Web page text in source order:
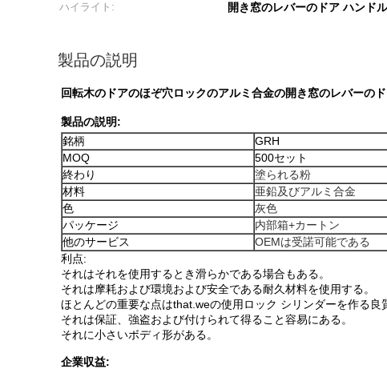
ハイライト:
開き窓のレバーのドア ハンド
製品の説明
回転木のドアのほぞ穴ロックのアルミ合金の開き窓のレバーの
製品の説明:
銘柄
GRH
MOQ
500セット
終わり
塗られる粉
材料
亜鉛及びアルミ合金
色
灰色
パッケージ
内部箱+カートン
他のサービス
OEMは受諾可能である
利点:
それはそれを使用するとき滑らかである場合もある。
それは摩耗および環境および安全である耐久材料を使用する。
ほとんどの重要な点はthat.weの使用ロック シリンダーを作る良
それは保証、強盗および付けられて得ること容易にある。
それに小さいボディ形がある。
企業収益: